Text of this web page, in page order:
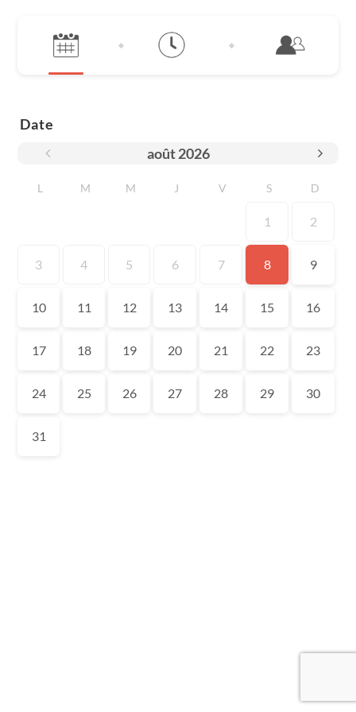
Date
août 2026
L M M J V S D
1 2
3 4 5 6 7 8 9
10 11 12 13 14 15 16
17 18 19 20 21 22 23
24 25 26 27 28 29 30
31